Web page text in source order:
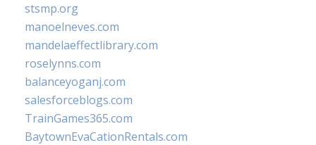
stsmp.org
manoelneves.com
mandelaeffectlibrary.com
roselynns.com
balanceyoganj.com
salesforceblogs.com
TrainGames365.com
BaytownEvaCationRentals.com